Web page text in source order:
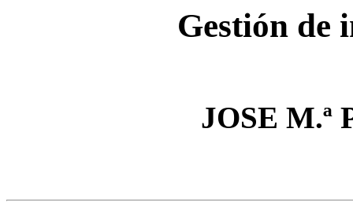
Gestión de
JOSE M.ª